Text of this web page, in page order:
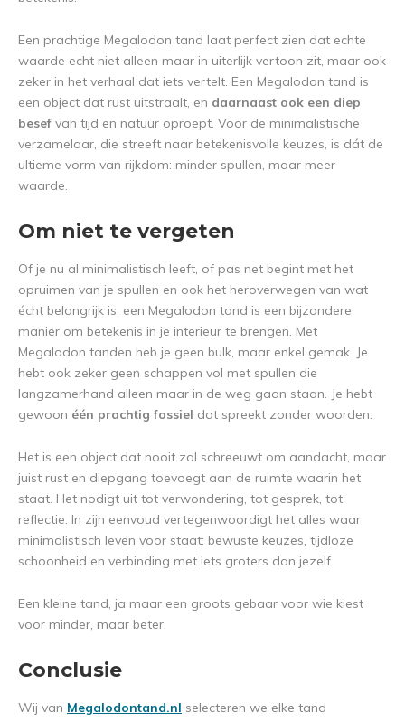
Een prachtige Megalodon tand laat perfect zien dat echte
waarde echt niet alleen maar in uiterlijk vertoon zit, maar ook
zeker in het verhaal dat iets vertelt. Een Megalodon tand is
een object dat rust uitstraalt, en daarnaast ook een diep
besef van tijd en natuur oproept. Voor de minimalistische
verzamelaar, die streeft naar betekenisvolle keuzes, is dát de
ultieme vorm van rijkdom: minder spullen, maar meer
waarde.
Om niet te vergeten
Of je nu al minimalistisch leeft, of pas net begint met het
opruimen van je spullen en ook het heroverwegen van wat
écht belangrijk is, een Megalodon tand is een bijzondere
manier om betekenis in je interieur te brengen. Met
Megalodon tanden heb je geen bulk, maar enkel gemak. Je
hebt ook zeker geen schappen vol met spullen die
langzamerhand alleen maar in de weg gaan staan. Je hebt
gewoon één prachtig fossiel dat spreekt zonder woorden.
Het is een object dat nooit zal schreeuwt om aandacht, maar
juist rust en diepgang toevoegt aan de ruimte waarin het
staat. Het nodigt uit tot verwondering, tot gesprek, tot
reflectie. In zijn eenvoud vertegenwoordigt het alles waar
minimalistisch leven voor staat: bewuste keuzes, tijdloze
schoonheid en verbinding met iets groters dan jezelf.
Een kleine tand, ja maar een groots gebaar voor wie kiest
voor minder, maar beter.
Conclusie
Wij van Megalodontand.nl selecteren we elke tand